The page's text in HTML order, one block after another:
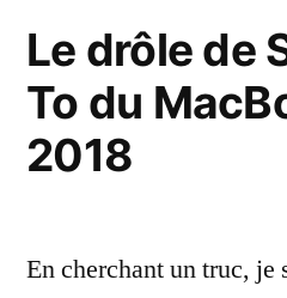
Le drôle de
To du
2018
En cherchant un truc, je